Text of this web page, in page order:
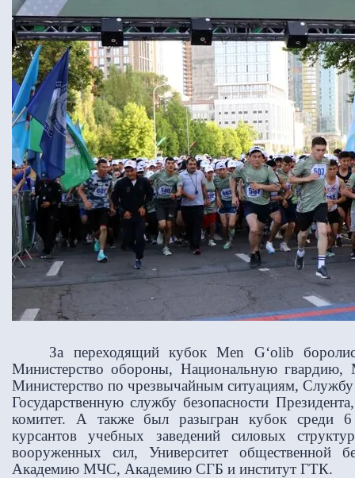
За переходящий кубок Men Gʻolib
Министерство обороны, Национальную гвардию,
Министерство по чрезвычайным ситуациям, Службу
Государственную службу безопасности
комитет. А также был разыгран кубок среди
курсантов учебных заведений силовых
вооруженных сил, Университет общественной
Академию МЧС, Академию СГБ и институт ГТК.